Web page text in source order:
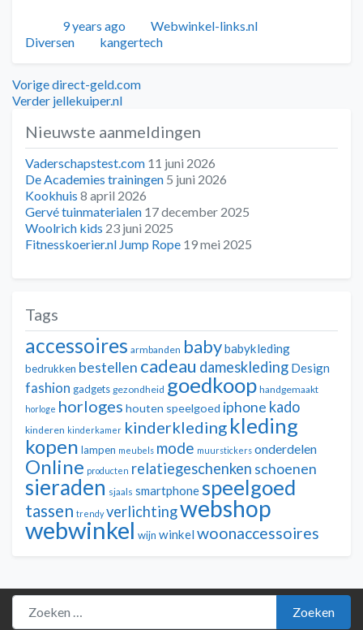
Geplaatst
9 years ago Auteur
Webwinkel-links.nl
Diversen
Tags
kangertech
Bericht
navigatie
VorigeVorig
bericht:
direct-geld.com
Verder Volgend
jellekuiper.nl
Nieuwste aanmeldingen
Vaderschapstest.com 11 juni 2026
De Academies trainingen 5 juni 2026
Kookhuis 8 april 2026
Gervé tuinmaterialen 17 december 2025
Woolrich kids 23 juni 2025
Fitnesskoerier.nl Jump Rope 19 mei 2025
Tags
accessoires armbanden babybabykleding
bedrukken bestellen cadeau dameskleding Design
fashion gadgets gezondheid goedkoop handgemaakt
horloge horloges houten speelgoed iphone kado
kinderen kinderkamer kinderkleding kleding
kopen lampen meubels mode muurstickers onderdelen
Online producten relatiegeschenken schoenen
sieraden sjaals smartphonespeelgoed
tassen trendy verlichtingwebshop
webwinkel wijn winkelwoonaccessoires
Zoeken naar:
Zoeken